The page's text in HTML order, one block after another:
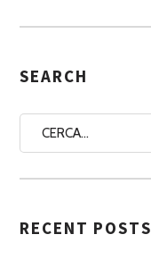
S
G
A
U
O
SEARCH
RECENT POSTS